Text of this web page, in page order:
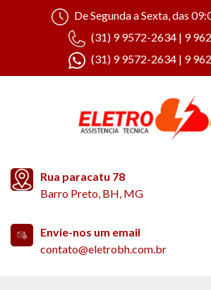
De Segunda a Sexta, das
(31) 9 9572-2634 | 9
(31) 9 9572-2634 | 9
Rua paracatu 78
Barro Preto, BH, MG
Envie-nos um email
contato@eletrobh.com.br